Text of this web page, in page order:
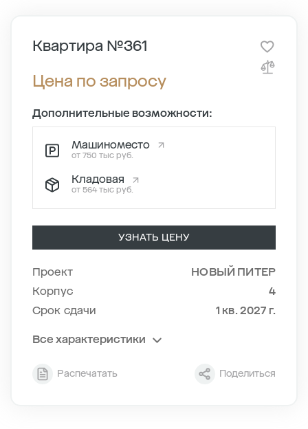
Квартира №361
Цена по запросу
Дополнительные возможности:
Машиноместо
от 750 тыс руб.
Кладовая
от 564 тыс руб.
УЗНАТЬ ЦЕНУ
Проект
НОВЫЙ ПИТЕР
Корпус
4
Срок сдачи
1 кв. 2027 г.
Все характеристики
Секция
6
Распечатать Поделиться